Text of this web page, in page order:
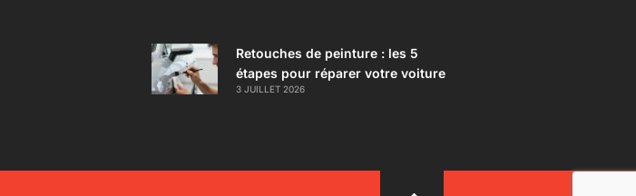
Retouches de peinture : les 5
étapes pour réparer votre voiture
3 JUILLET 2026